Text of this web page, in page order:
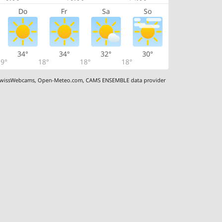
Do Fr Sa So
34°
18°
34°
18°
32°
18°
30°
,Open-Meteo.com,CAMS ENSEMBLE data provider